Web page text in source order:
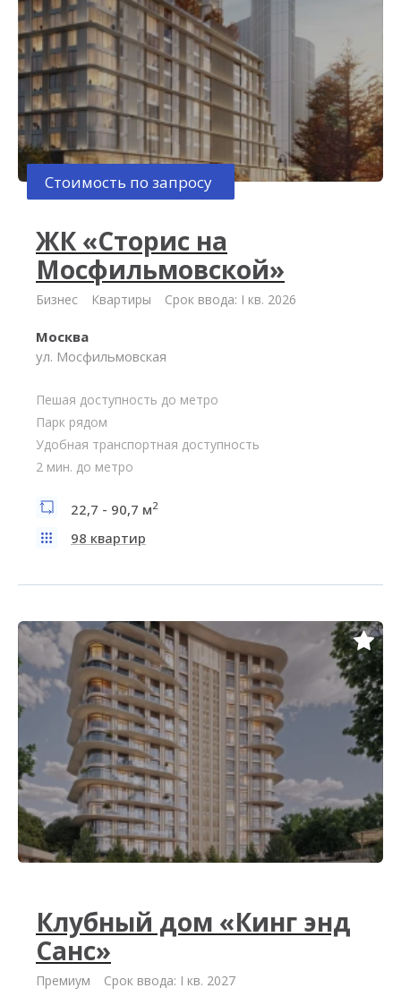
Стоимость по запросу
ЖК «Сторис на
Мосфильмовской»
Бизнес Квартиры Срок ввода: I кв. 2026
Москва
ул. Мосфильмовская
Пешая доступность до метро
Парк рядом
Удобная транспортная доступность
2 мин. до метро
22,7 - 90,7 м2
98 квартир
Клубный дом «Кинг энд
Санс»
Премиум Срок ввода: I кв. 2027